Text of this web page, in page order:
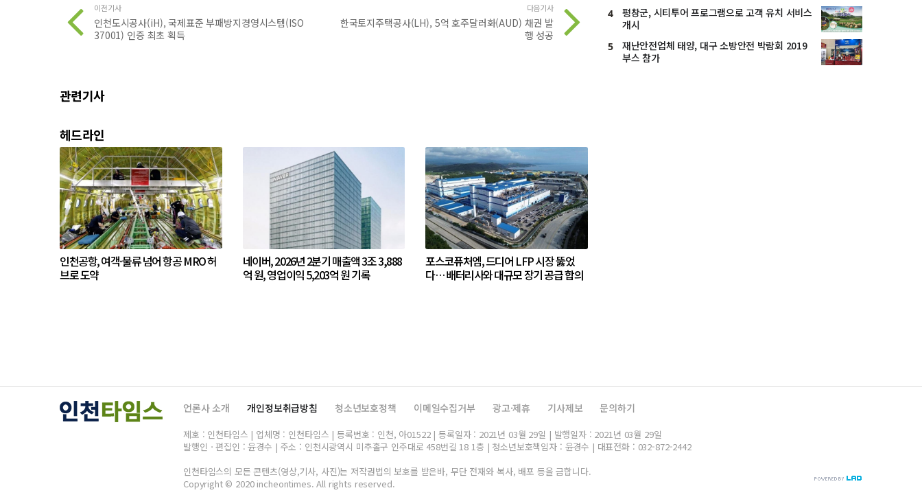
이전기사
인천도시공사(iH), 국제표준 부패방지경영시스템(ISO
37001) 인증 최초 획득
다음기사
한국토지주택공사(LH), 5억 호주달러화(AUD) 채권 발
행 성공
관련기사
헤드라인
인천공항, 여객·물류 넘어 항공 MRO 허
브로 도약
네이버, 2026년 2분기 매출액 3조 3,888
억 원, 영업이익 5,203억 원 기록
포스코퓨처엠, 드디어 LFP 시장 뚫었
다… 배터리사와 대규모 장기 공급 합의
4
평창군, 시티투어 프로그램으로 고객 유치 서비스
개시
5
재난안전업체 태양, 대구 소방안전 박람회 2019
부스 참가
언론사 소개 개인정보취급방침 청소년보호정책 이메일수집거부 광고·제휴 기사제보 문의하기
제호 : 인천타임스 | 업체명 : 인천타임스 | 등록번호 : 인천, 아01522 | 등록일자 : 2021년 03월 29일 | 발행일자 : 2021년 03월 29일
발행인ㆍ편집인 : 윤경수 | 주소 : 인천시광역시 미추홀구 인주대로 458번길 18 1층 | 청소년보호책임자 : 윤경수 | 대표전화 : 032-872-2442
인천타임스의 모든 콘텐츠(영상,기사, 사진)는 저작권법의 보호를 받은바, 무단 전재와 복사, 배포 등을 금합니다.
Copyright © 2020 incheontimes. All rights reserved.